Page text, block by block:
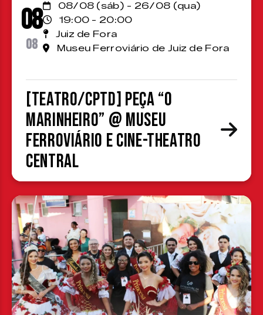
08
08
08/08 (sáb) - 26/08 (qua)
19:00 - 20:00
Juiz de Fora
Museu Ferroviário de Juiz de Fora
[TEATRO/CPTD] Peça “O
Marinheiro” @ Museu
Ferroviário e Cine-Theatro
Central